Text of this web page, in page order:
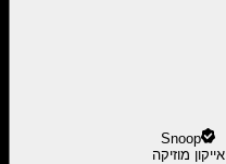
Snoop
אייקון מוזיקה